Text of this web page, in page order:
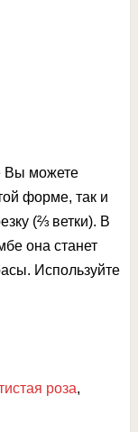
Вы можете
форме, так и
(⅔ ветки). В
она станет
Используйте
роза,